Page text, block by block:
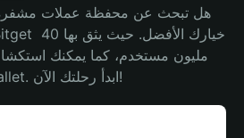
هل تبحث عن محفظة عملات مشفرة
على محفظة Bitget Wallet. ابدأ رحلتك الآن!